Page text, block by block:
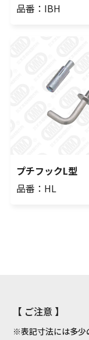
品番：IBH
プチフックL型
品番：HL
【 ご注意 】
※表記寸法には多少